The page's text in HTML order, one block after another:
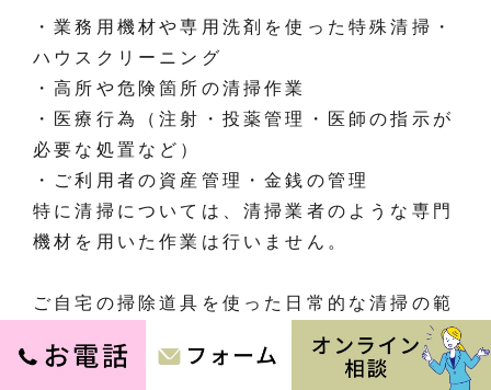
・業務用機材や専用洗剤を使った特殊清掃・
ハウスクリーニング
・高所や危険箇所の清掃作業
・医療行為（注射・投薬管理・医師の指示が
必要な処置など）
・ご利用者の資産管理・金銭の管理
特に清掃については、清掃業者のような専門
機材を用いた作業は行いません。
ご自宅の掃除道具を使った日常的な清掃の範